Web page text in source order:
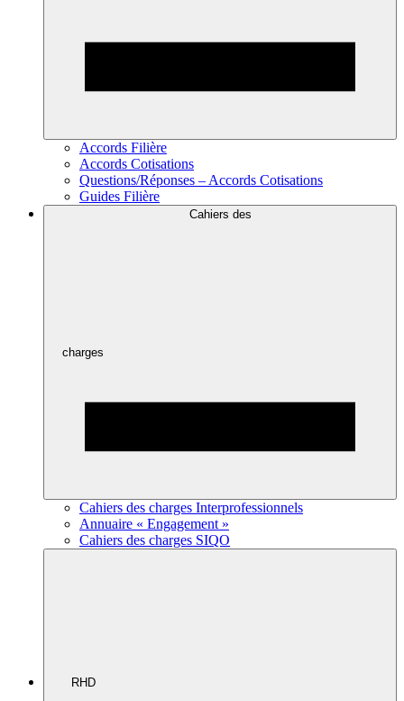
Accords Filière
Accords Cotisations
Questions/Réponses – Accords Cotisations
Guides Filière
Cahiers des
charges
Cahiers des charges Interprofessionnels
Annuaire « Engagement »
Cahiers des charges SIQO
RHD